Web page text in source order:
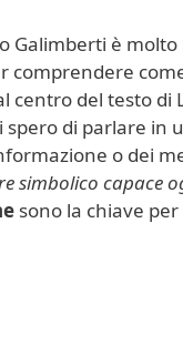
Galimberti è
comprendere
centro del testo di
spero di parlare in
o dei
simbolico capace
sono la chiave